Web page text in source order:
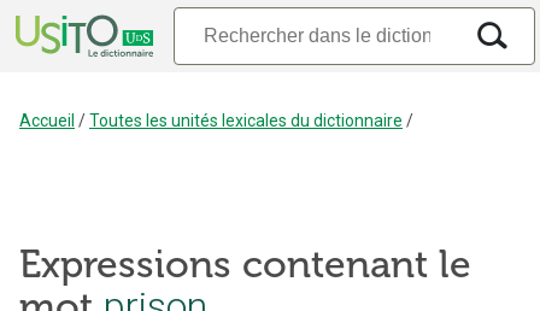
Accueil /Toutes les unités lexicales du dictionnaire /
Expressions contenant le